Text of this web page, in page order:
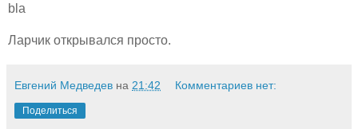
bla
Ларчик открывался просто.
Евгений Медведев на 21:42 Комментариев нет:
Поделиться